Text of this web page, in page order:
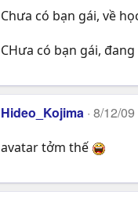
Chưa có bạn gái, về
CHưa có bạn gái,
Hideo_Kojima 8/12/09
avatar tởm thế